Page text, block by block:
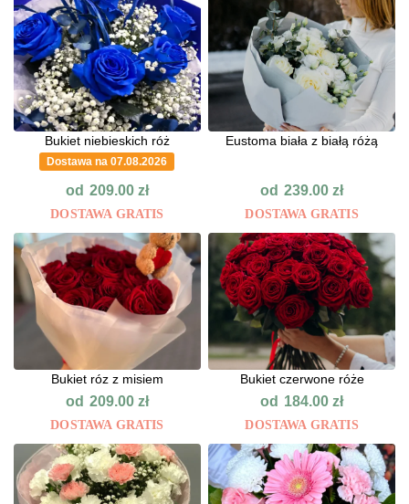
Bukiet niebieskich róż
Dostawa na 07.08.2026
od 209.00 zł
DOSTAWA GRATIS
Eustoma biała z białą różą
od 239.00zł
DOSTAWA GRATIS
Bukiet róz z misiem
od 209.00 zł
DOSTAWA GRATIS
Bukiet czerwone róże
od 184.00zł
DOSTAWA GRATIS